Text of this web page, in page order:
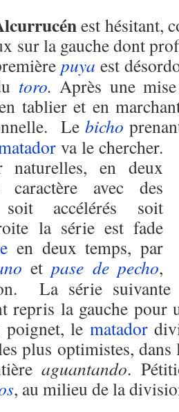
est hésitant,
sur la gauche dont
puya est
toro. Après une
tablier et en
Le bicho
va le chercher.
en deux
avec des
soit accélérés soit
la série est fade
en deux temps, par
etpase de pecho,
La série suivante
repris la gauche pour
le matador
plus optimistes, dans
aguantando.
, au milieu de la